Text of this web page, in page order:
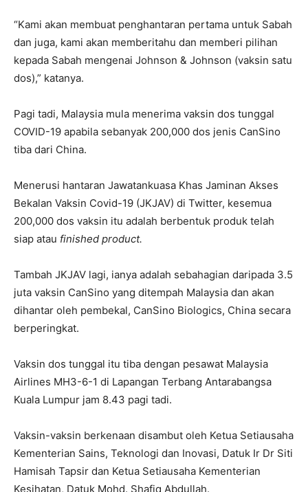
“Kami akan membuat penghantaran pertama untuk Sabah
dan juga, kami akan memberitahu dan memberi pilihan
kepada Sabah mengenai Johnson & Johnson (vaksin satu
dos),” katanya.
Pagi tadi, Malaysia mula menerima vaksin dos tunggal
COVID-19 apabila sebanyak 200,000 dos jenis CanSino
tiba dari China.
Menerusi hantaran Jawatankuasa Khas Jaminan Akses
Bekalan Vaksin Covid-19 (JKJAV) di Twitter, kesemua
200,000 dos vaksin itu adalah berbentuk produk telah
siap atau finished product.
Tambah JKJAV lagi, ianya adalah sebahagian daripada 3.5
juta vaksin CanSino yang ditempah Malaysia dan akan
dihantar oleh pembekal, CanSino Biologics, China secara
berperingkat.
Vaksin dos tunggal itu tiba dengan pesawat Malaysia
Airlines MH3-6-1 di Lapangan Terbang Antarabangsa
Kuala Lumpur jam 8.43 pagi tadi.
Vaksin-vaksin berkenaan disambut oleh Ketua Setiausaha
Kementerian Sains, Teknologi dan Inovasi, Datuk Ir Dr Siti
Hamisah Tapsir dan Ketua Setiausaha Kementerian
Kesihatan, Datuk Mohd. Shafiq Abdullah.